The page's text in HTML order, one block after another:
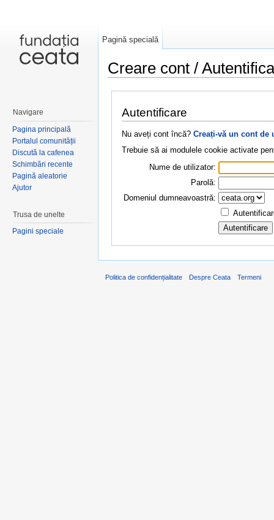
Creare cont /
Autentificare
Nu aveți cont încă? Creați-vă un cont de
Trebuie să ai modulele cookie activate
Nume de utilizator:
Parolă:
Domeniul dumneavoastră:
Pagină specială
Navigare
Pagina principală
Portalul comunității
Discută la cafenea
Schimbări recente
Pagină aleatorie
Ajutor
Trusa de unelte
Pagini speciale
Politica de confidențialitate Despre Ceata Termeni